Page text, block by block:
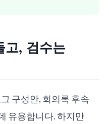
고, 검수는
구성안, 회의록 후속
유용합니다. 하지만